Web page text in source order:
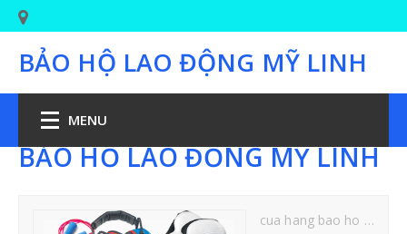
BẢO HỘ LAO ĐỘNG MỸ LINH
MENU
TRANG CHỦ
BẢO HỘ CHÂN
BẢO HỘ LAO ĐỘNG MỸ LINH
cua hang bao ho lao dong o thu dau mọt